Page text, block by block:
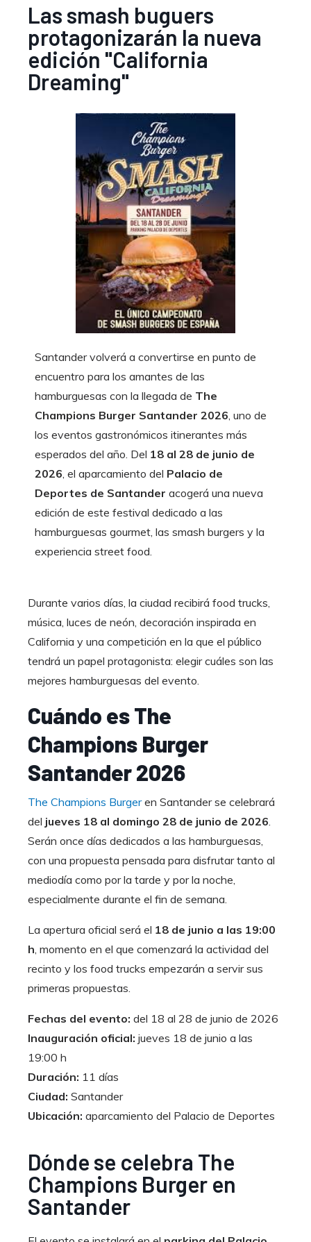
Las smash buguers
protagonizarán la nueva
edición "California
Dreaming"
Santander volverá a convertirse en punto de
encuentro para los amantes de las
hamburguesas con la llegada de The
Champions Burger Santander 2026, uno de
los eventos gastronómicos itinerantes más
esperados del año. Del 18 al 28 de junio de
2026, el aparcamiento del Palacio de
Deportes de Santander acogerá una nueva
edición de este festival dedicado a las
hamburguesas gourmet, las smash burgers y la
experiencia street food.
Durante varios días, la ciudad recibirá food trucks,
música, luces de neón, decoración inspirada en
California y una competición en la que el público
tendrá un papel protagonista: elegir cuáles son las
mejores hamburguesas del evento.
Cuándo es The
Champions Burger
Santander 2026
The Champions Burgeren Santander se celebrará
del jueves 18 al domingo 28 de junio de 2026.
Serán once días dedicados a las hamburguesas,
con una propuesta pensada para disfrutar tanto al
mediodía como por la tarde y por la noche,
especialmente durante el fin de semana.
La apertura oficial será el 18 de junio a las 19:00
h, momento en el que comenzará la actividad del
recinto y los food trucks empezarán a servir sus
primeras propuestas.
Fechas del evento: del 18 al 28 de junio de 2026
Inauguración oficial: jueves 18 de junio a las
19:00 h
Duración: 11 días
Ciudad: Santander
Ubicación: aparcamiento del Palacio de Deportes
Dónde se celebra The
Champions Burger en
Santander